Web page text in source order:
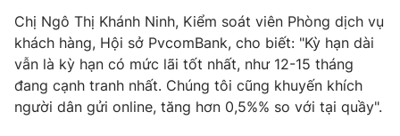
Sản phẩm
Thị trường
Tư vấn
Lịch phát sóng
Chị Ngô Thị Khánh Ninh, Kiểm soát viên Phòng dịch vụ
khách hàng, Hội sở PvcomBank, cho biết: "Kỳ hạn dài
vẫn là kỳ hạn có mức lãi tốt nhất, như 12-15 tháng
đang cạnh tranh nhất. Chúng tôi cũng khuyến khích
người dân gửi online, tăng hơn 0,5%% so với tại quầy".